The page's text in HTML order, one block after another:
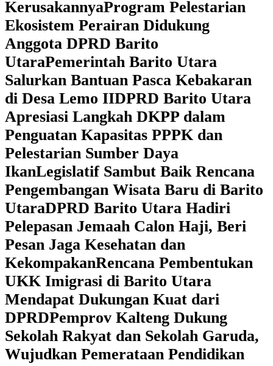
KerusakannyaProgram Pelestarian
Ekosistem Perairan Didukung
Anggota DPRD Barito
UtaraPemerintah Barito Utara
Salurkan Bantuan Pasca Kebakaran
di Desa Lemo IIDPRD Barito Utara
Apresiasi Langkah DKPP dalam
Penguatan Kapasitas PPPK dan
Pelestarian Sumber Daya
IkanLegislatif Sambut Baik Rencana
Pengembangan Wisata Baru di Barito
UtaraDPRD Barito Utara Hadiri
Pelepasan Jemaah Calon Haji, Beri
Pesan Jaga Kesehatan dan
KekompakanRencana Pembentukan
UKK Imigrasi di Barito Utara
Mendapat Dukungan Kuat dari
DPRD‎Pemprov Kalteng Dukung
Sekolah Rakyat dan Sekolah Garuda,
Wujudkan Pemerataan Pendidikan